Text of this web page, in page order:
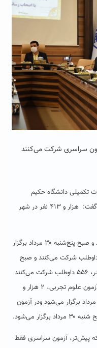
تکمیلی دانشگاه حکیم
سبزواری در نشست خبری رئیس این دانشگاه گفت: هزار و ۴۱۳ نفر در شهر
در آزمون ریاضی، ۷۵۲ داوطلب شرکت می‌کنند و صبح پنج‌شنبه ۳۰ مرداد برگزار
در آزمون علوم انسانی، هزار و ۵۰۵ داوطلب شرکت می‌کنند و صبح
پنج‌شنبه ۳۰ مرداد برگزار می‌شود. در آزمون هنر، ۵۵۶ داوطلب شرکت می‌کنند
و صبح چهارشنبه ۲۹ مرداد برگزار می‌شود. در آزمون علوم تجربی، ۲ هزار و
۷۸۲ داوطلب شرکت می‌کنند و صبح جمعه ۳۱ مرداد برگزار می‌شود ودر آزمون
پیش‌تر، آزمون سراسری فقط